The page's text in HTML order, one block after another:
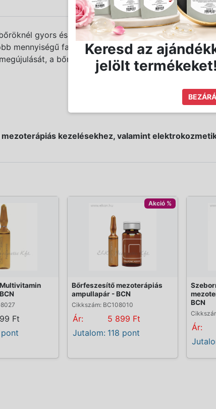
gyors és látványos hatást érhetsz el
mennyiségű faggyú és az azzal keveredő
a bőr regenerálását és az
kezelésekhez, valamint
Ft
Akció %
Bőrfeszesítő mezoterápiás
ampullapár - BCN
Cikkszám: BC108010
Ár:
5 899 Ft
Jutalom: 118 pont
BCN
Ár:
Keresd az
jelölt termékeket!